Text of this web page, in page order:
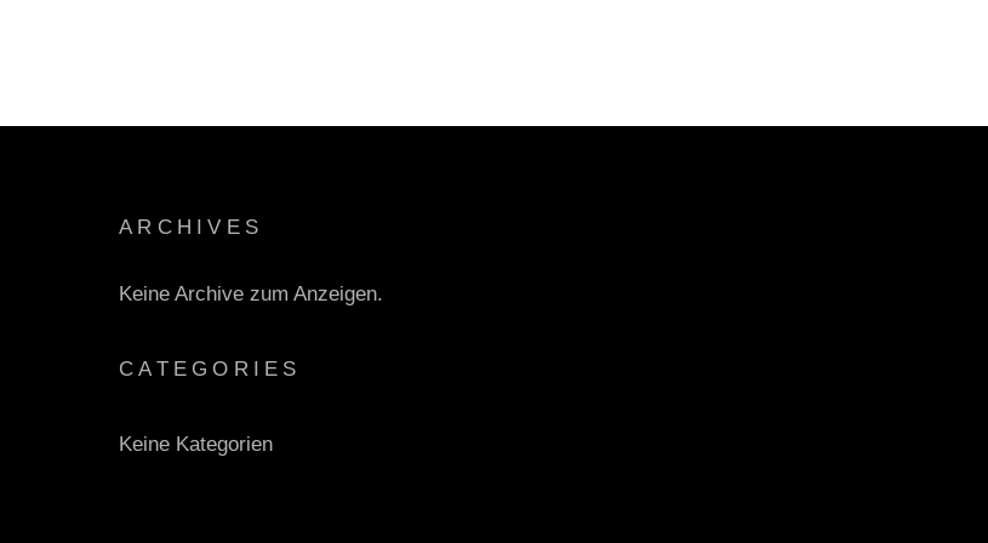
ARCHIVES
Keine Archive zum Anzeigen.
CATEGORIES
Keine Kategorien